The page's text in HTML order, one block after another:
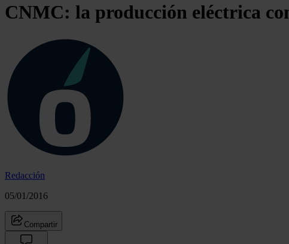
CNMC: la producción eléctrica
Redacción
05/01/2016
Compartir